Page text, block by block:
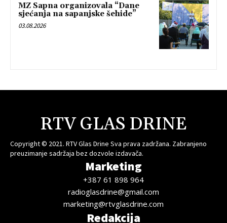
MZ Sapna organizovala “Dane
sjećanja na sapanjske šehide”
03.08.2026
RTV GLAS DRINE
Copyright © 2021. RTV Glas Drine Sva prava zadržana. Zabranjeno
preuzimanje sadržaja bez dozvole izdavača.
Marketing
+387 61 898 964
radioglasdrine@gmail.com
marketing@rtvglasdrine.com
Redakcija